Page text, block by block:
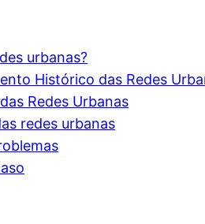
urbanas?
Histórico das Redes
Redes Urbanas
redes urbanas